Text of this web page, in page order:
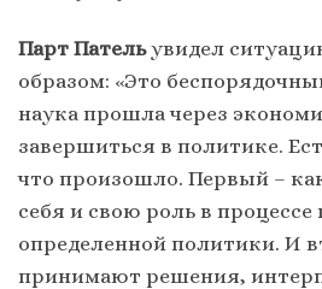
Парт Пательувидел
образом: «Это
наука прошла через
завершиться в политике.
что произошло. Первый –
себя и свою роль в
определенной политики. И
принимают решения,